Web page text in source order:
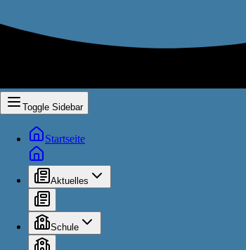
Toggle Sidebar
Startseite
Aktuelles
Schule